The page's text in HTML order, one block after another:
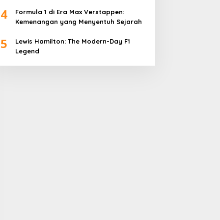
4
Formula 1 di Era Max Verstappen:
Kemenangan yang Menyentuh Sejarah
5
Lewis Hamilton: The Modern-Day F1
Legend